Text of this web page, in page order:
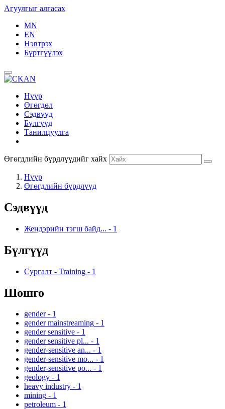
Агуулгыг алгасах
MN
EN
Нэвтрэх
Бүртгүүлэх
Нүүр
Өгөгдөл
Сэдвүүд
Бүлгүүд
Танилцуулга
Өгөгдлийн бүрдлүүдийг хайх
Нүүр
Өгөгдлийн бүрдлүүд
Сэдвүүд
Жендэрийн тэгш байд... - 1
Бүлгүүд
Сургалт - Training - 1
Шошго
gender - 1
gender mainstreaming - 1
gender sensitive - 1
gender sensitive pl... - 1
gender-sensitive an... - 1
gender-sensitive mo... - 1
gender-sensitive po... - 1
geology - 1
heavy industry - 1
mining - 1
petroleum - 1